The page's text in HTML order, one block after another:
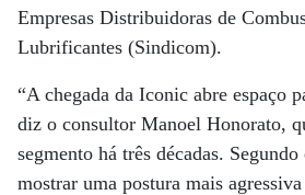
Empresas Distribuidoras de
Lubrificantes (Sindicom).
“A chegada da Iconic abre espaço
diz o consultor Manoel Honorato,
segmento há três décadas.
mostrar uma postura mais